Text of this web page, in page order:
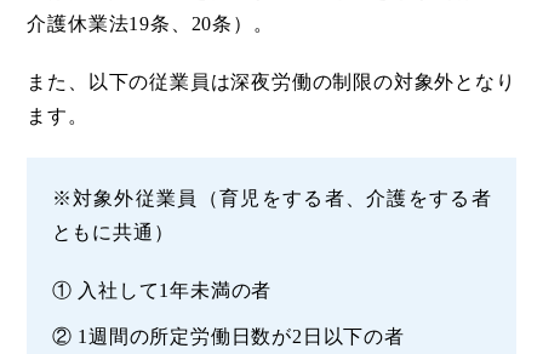
介護休業法19条、20条）。
また、以下の従業員は深夜労働の制限の対象外となり
ます。
※対象外従業員（育児をする者、介護をする者
ともに共通）
① 入社して1年未満の者
② 1週間の所定労働日数が2日以下の者